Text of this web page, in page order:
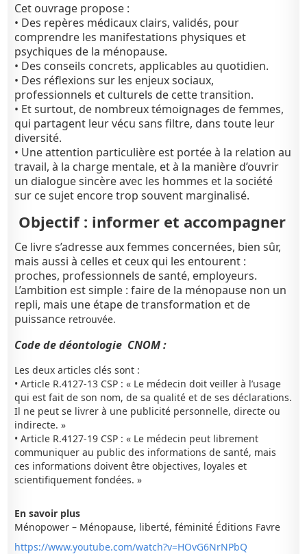
Cet ouvrage propose :
• Des repères médicaux clairs, validés, pour
comprendre les manifestations physiques et
psychiques de la ménopause.
• Des conseils concrets, applicables au quotidien.
• Des réflexions sur les enjeux sociaux,
professionnels et culturels de cette transition.
• Et surtout, de nombreux témoignages de femmes,
qui partagent leur vécu sans filtre, dans toute leur
diversité.
• Une attention particulière est portée à la relation au
travail, à la charge mentale, et à la manière d’ouvrir
un dialogue sincère avec les hommes et la société
sur ce sujet encore trop souvent marginalisé.
Objectif : informer et accompagner
Ce livre s’adresse aux femmes concernées, bien sûr,
mais aussi à celles et ceux qui les entourent :
proches, professionnels de santé, employeurs.
L’ambition est simple : faire de la ménopause non un
repli, mais une étape de transformation et de
puissance retrouvée.
Code de déontologie CNOM :
Les deux articles clés sont :
• Article R.4127-13 CSP : « Le médecin doit veiller à l’usage
qui est fait de son nom, de sa qualité et de ses déclarations.
Il ne peut se livrer à une publicité personnelle, directe ou
indirecte. »
• Article R.4127-19 CSP : « Le médecin peut librement
communiquer au public des informations de santé, mais
ces informations doivent être objectives, loyales et
scientifiquement fondées. »
En savoir plus
Ménopower – Ménopause, liberté, féminité Éditions Favre
https://www.youtube.com/watch?v=HOvG6NrNPbQ